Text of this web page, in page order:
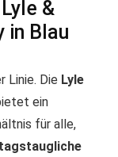
&
in Blau
Linie. Die Lyle
ein
für alle,